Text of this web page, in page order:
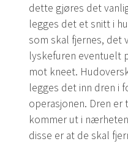
dette gjøres det
legges det et snitt i
som skal fjernes, det
lyskefuren eventuelt
mot kneet.
legges det inn dren i
operasjonen. Dren
kommer ut i
disse er at de skal